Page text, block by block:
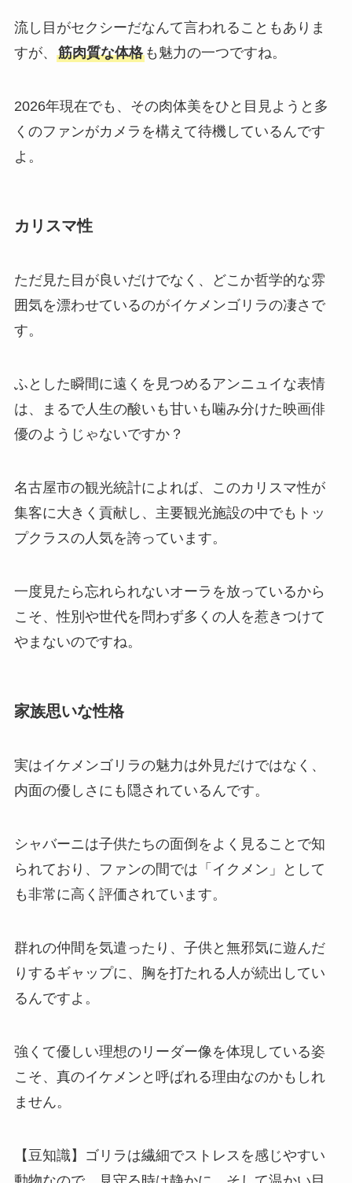
流し目がセクシーだなんて言われることもありま
すが、 筋肉質な体格も魅力の一つですね。
2026年現在でも、その肉体美をひと目見ようと多
くのファンがカメラを構えて待機しているんです
よ。
カリスマ性
ただ見た目が良いだけでなく、どこか哲学的な雰
囲気を漂わせているのがイケメンゴリラの凄さで
す。
ふとした瞬間に遠くを見つめるアンニュイな表情
は、まるで人生の酸いも甘いも噛み分けた映画俳
優のようじゃないですか？
名古屋市の観光統計によれば、このカリスマ性が
集客に大きく貢献し、主要観光施設の中でもトッ
プクラスの人気を誇っています。
一度見たら忘れられないオーラを放っているから
こそ、性別や世代を問わず多くの人を惹きつけて
やまないのですね。
家族思いな性格
実はイケメンゴリラの魅力は外見だけではなく、
内面の優しさにも隠されているんです。
シャバーニは子供たちの面倒をよく見ることで知
られており、ファンの間では「イクメン」として
も非常に高く評価されています。
群れの仲間を気遣ったり、子供と無邪気に遊んだ
りするギャップに、胸を打たれる人が続出してい
るんですよ。
強くて優しい理想のリーダー像を体現している姿
こそ、真のイケメンと呼ばれる理由なのかもしれ
ません。
【豆知識】ゴリラは繊細でストレスを感じやすい